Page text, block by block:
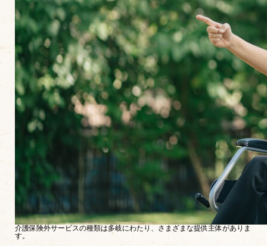
介護保険外サービスの種類は多岐にわたり、さまざまな提供主体がありま
す。